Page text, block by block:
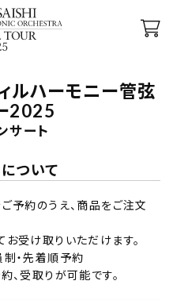
ルハーモニー管弦
2025
サート
ついて
予約のうえ、商品をご注文
受け取りいただけます。
・先着順予約
受取りが可能です。